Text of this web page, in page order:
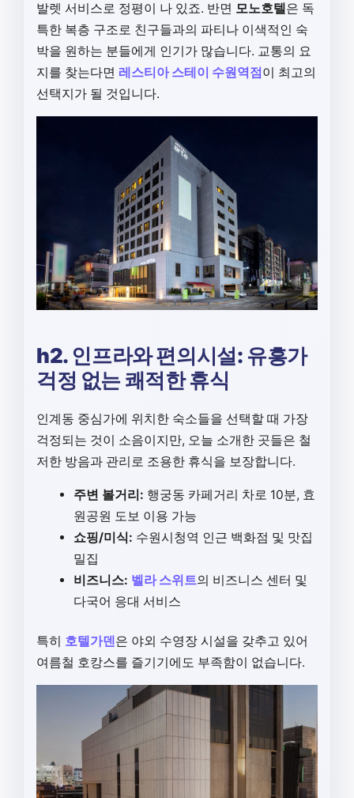
발렛 서비스로 정평이 나 있죠. 반면 모노호텔 은 독
특한 복층 구조로 친구들과의 파티나 이색적인 숙
박을 원하는 분들에게 인기가 많습니다. 교통의 요
지를 찾는다면 레스티아 스테이 수원역점 이 최고의
선택지가 될 것입니다.
h2. 인프라와 편의시설: 유흥가
걱정 없는 쾌적한 휴식
인계동 중심가에 위치한 숙소들을 선택할 때 가장
걱정되는 것이 소음이지만, 오늘 소개한 곳들은 철
저한 방음과 관리로 조용한 휴식을 보장합니다.
주변 볼거리: 행궁동 카페거리 차로 10분, 효
원공원 도보 이용 가능
쇼핑/미식: 수원시청역 인근 백화점 및 맛집
밀집
비즈니스: 벨라 스위트의 비즈니스 센터 및
다국어 응대 서비스
특히 호텔가덴은 야외 수영장 시설을 갖추고 있어
여름철 호캉스를 즐기기에도 부족함이 없습니다.